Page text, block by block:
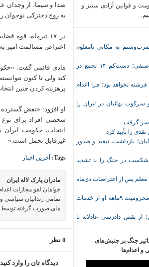
صدا و سیما، از وجدان
به روح دخترکی نوجوان
اعتراض مسالمت آمیز
هادی قائمی گفت:
کند ولی تا کنون
پرهزینه کردن چنین
او افزود: «نقض
شخصی افراد برای
انتخاب، حکومت
غیرقابل تحمل است.»
Tags: آخرین اخبار
مادران پارک لاله ایران
خواهان لغو مجازات
تمامی زندانیان سیاسی
های صورت گرفته توسط
0 نظر
دیدگاه تان را وارد کنید
و قوانین آزادی ستیز و
به مکانی نامعلوم
موج تازه اعتراض‌های معیشتی و صنفی؛ دست‌کم ۱۴ تجمع در
نخواهد بود؛ چرا اعدام
بهائیان در ایران را
سر گرفت
را تأیید کرد
بازداشت، تبعید و صدور
در جنگ را با تشدید
کمپین حقوق بشر ایران: دست‌کم ۶۰ معلم پس از اعتراضات دی‌ماه
هشدار وکلای وریشه مرادی درباره محرومیت ۹ماهه او از خدمات
از نقض دادرسی عادلانه تا
جنگ بر جنبش‌های
و اعدام‌ها